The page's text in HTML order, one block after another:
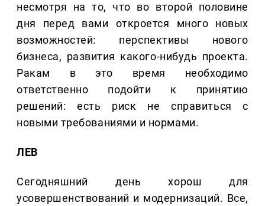
несмотря на то, что во второй половине
дня перед вами откроется много новых
возможностей: перспективы нового
бизнеса, развития какого-нибудь проекта.
Ракам в это время необходимо
ответственно подойти к принятию
решений: есть риск не справиться с
новыми требованиями и нормами.
ЛЕВ
Сегодняшний день хорош для
усовершенствований и модернизаций. Все,